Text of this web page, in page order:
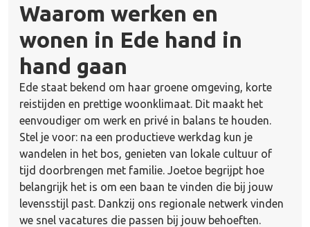
Waarom werken en
wonen in Ede hand in
hand gaan
Ede staat bekend om haar groene omgeving, korte
reistijden en prettige woonklimaat. Dit maakt het
eenvoudiger om werk en privé in balans te houden.
Stel je voor: na een productieve werkdag kun je
wandelen in het bos, genieten van lokale cultuur of
tijd doorbrengen met familie. Joetoe begrijpt hoe
belangrijk het is om een baan te vinden die bij jouw
levensstijl past. Dankzij ons regionale netwerk vinden
we snel vacatures die passen bij jouw behoeften.